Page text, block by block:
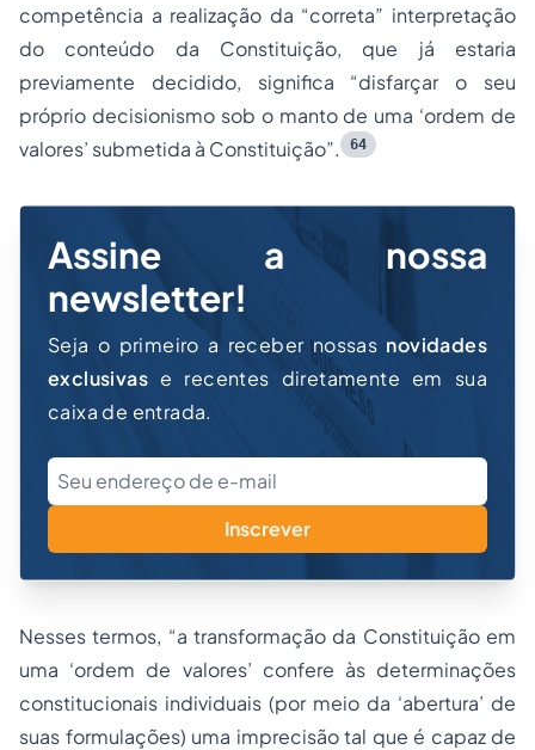
competência a realização da “correta” interpretação
do conteúdo da Constituição, que já estaria
previamente decidido, significa “disfarçar o seu
próprio decisionismo sob o manto de uma ‘ordem de
valores’ submetida à Constituição”.
64
Assine a nossa
newsletter!
Seja o primeiro a receber nossas novidades
exclusivas e recentes diretamente em sua
caixa de entrada.
Inscrever
Nesses termos, “a transformação da Constituição em
uma ‘ordem de valores’ confere às determinações
constitucionais individuais (por meio da ‘abertura’ de
suas formulações) uma imprecisão tal que é capaz de